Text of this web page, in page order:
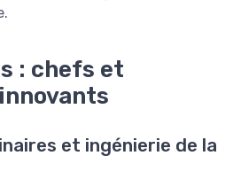
: chefs et
et ingénierie de la